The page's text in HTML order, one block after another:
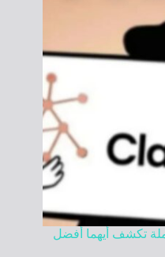
تكشف أيهما أفضل